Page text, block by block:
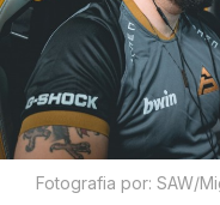
Fotografia por: SAW/